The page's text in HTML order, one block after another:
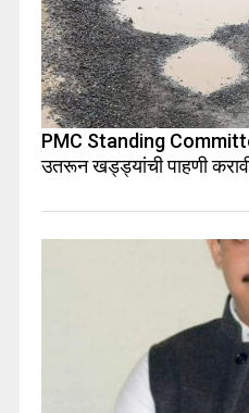
PMC Standing
उतरून खड्ड्यांची पाहणी